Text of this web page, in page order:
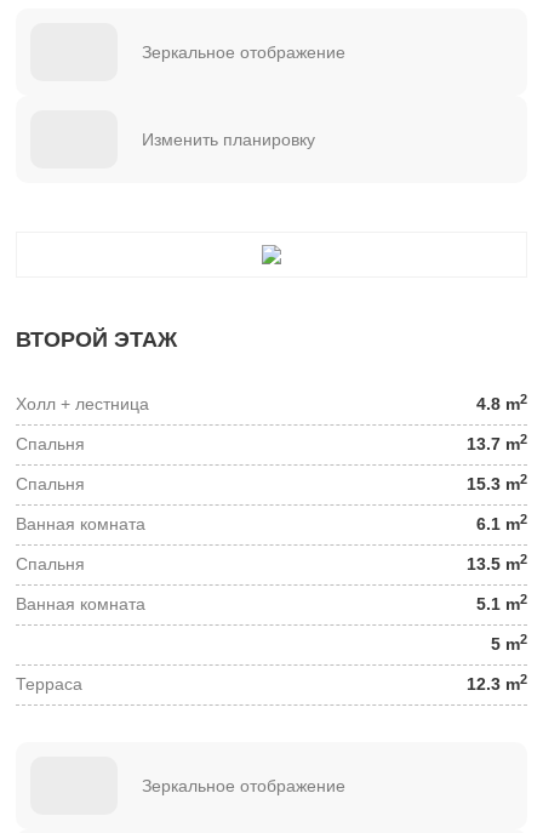
Зеркальное отображение
Изменить планировку
ВТОРОЙ ЭТАЖ
Холл + лестница 4.8 m2
Спальня 13.7 m2
Спальня 15.3 m2
Ванная комната 6.1 m2
Спальня 13.5 m2
Ванная комната 5.1 m2
5 m2
Терраса 12.3 m2
Зеркальное отображение